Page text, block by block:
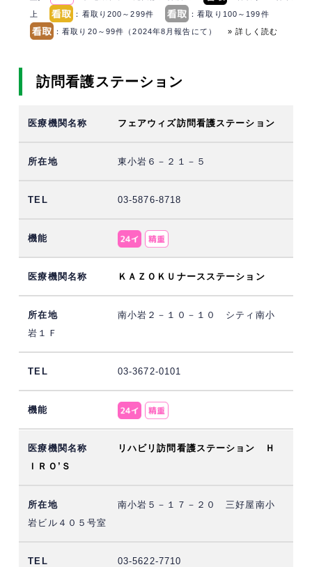
上 ：看取り200～299件 ：看取り100～199件
：看取り20～99件（2024年8月報告にて）» 詳しく読む
訪問看護ステーション
フェアウィズ訪問看護ステーション
東小岩６－２１－５
03-5876-8718
ＫＡＺＯＫＵナースステーション
南小岩２－１０－１０ シティ南小
岩１Ｆ
03-3672-0101
リハビリ訪問看護ステーション Ｈ
ＩＲＯ’Ｓ
南小岩５－１７－２０ 三好屋南小
岩ビル４０５号室
03-5622-7710